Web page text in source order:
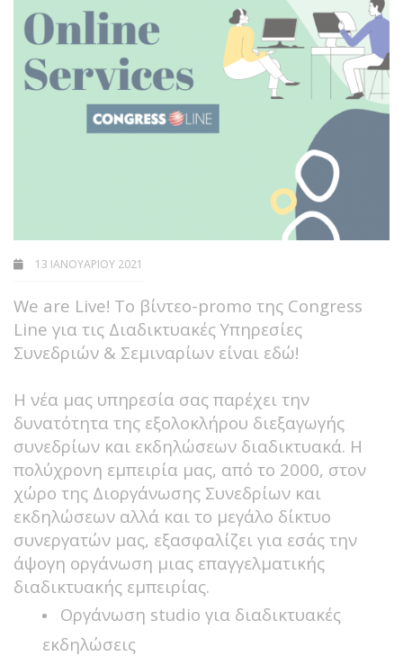
13 ΙΑΝΟΥΑΡΊΟΥ 2021
We are Live! Το βίντεο-promo της Congress
Line για τις Διαδικτυακές Υπηρεσίες
Συνεδριών & Σεμιναρίων είναι εδώ!
Η νέα μας υπηρεσία σας παρέχει την
δυνατότητα της εξολοκλήρου διεξαγωγής
συνεδρίων και εκδηλώσεων διαδικτυακά. Η
πολύχρονη εμπειρία μας, από το 2000, στον
χώρο της Διοργάνωσης Συνεδρίων και
εκδηλώσεων αλλά και το μεγάλο δίκτυο
συνεργατών μας, εξασφαλίζει για εσάς την
άψογη οργάνωση μιας επαγγελματικής
διαδικτυακής εμπειρίας.
Οργάνωση studio για διαδικτυακές
εκδηλώσεις